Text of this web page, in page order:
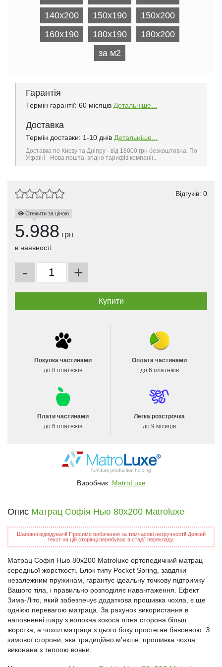
140x200
150x190
150x200
160x190
180x190
180x200
за м2
Гарантія
Термін гарантії: 60 місяців Детальніше...
Доставка
Термін доставки: 1-10 днів Детальніше...
Доставка по Києву та Дніпру - від 18000 грн безкоштовна. По
Україні - Нова пошта, згідно тарифів компанії..
Відгуків: 0
Стежити за ціною
5.988 грн
в наявності
- +
Покупка частинами
до 8 платежів
Оплата частинами
до 6 платежів
Плати частинами
до 6 платежів
Легка розстрочка
до 9 місяців
Виробник: MatroLuxe
Опис Матрац Софія Нью 80x200 Matroluxe
Шановні відвідувачі! Просимо вибачення за тимчасові незручності! Деякий
текст на цій сторінці перебуває в стадії перекладу.
Матрац Софія Нью 80x200 Matroluxe ортопедичний матрац
середньої жорсткості. Блок типу Pocket Spring, завдяки
незалежним пружинам, гарантує ідеальну точкову підтримку
Вашого тіла, і правильно розподіляє навантаження. Ефект
Зима-Літо, який забезпечує додаткова прошивка чохла, є ще
однією перевагою матраца. За рахунок використання в
наповненні шару з волокна кокоса літня сторона більш
жорстка, а чохол матраца з цього боку простеган бавовною. З
зимової сторони, яка традиційно м'якше, прошивка чохла
виконана з теплою вовни.